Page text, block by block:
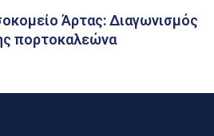
Άρτας: Διαγωνισμός
πορτοκαλεώνα